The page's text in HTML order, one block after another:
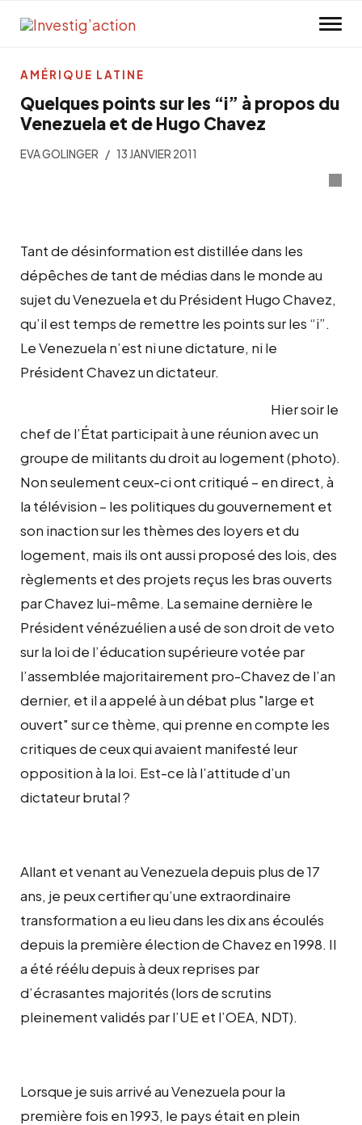
Quelques points sur les “i” à propos du
Venezuela et de Hugo Chavez
EVA GOLINGER 13 JANVIER 2011
Tant de désinformation est distillée dans les
dépêches de tant de médias dans le monde au
sujet du Venezuela et du Président Hugo Chavez,
qu’il est temps de remettre les points sur les “i”.
Le Venezuela n’est ni une dictature, ni le
Président Chavez un dictateur.
Hier soir le
chef de l’État participait à une réunion avec un
groupe de militants du droit au logement (photo).
Non seulement ceux-ci ont critiqué – en direct, à
la télévision – les politiques du gouvernement et
son inaction sur les thèmes des loyers et du
logement, mais ils ont aussi proposé des lois, des
règlements et des projets reçus les bras ouverts
par Chavez lui-même. La semaine dernière le
Président vénézuélien a usé de son droit de veto
sur la loi de l’éducation supérieure votée par
l’assemblée majoritairement pro-Chavez de l’an
dernier, et il a appelé à un débat plus "large et
ouvert" sur ce thème, qui prenne en compte les
critiques de ceux qui avaient manifesté leur
opposition à la loi. Est-ce là l’attitude d’un
dictateur brutal ?
Allant et venant au Venezuela depuis plus de 17
ans, je peux certifier qu’une extraordinaire
transformation a eu lieu dans les dix ans écoulés
depuis la première élection de Chavez en 1998. Il
a été réélu depuis à deux reprises par
d’écrasantes majorités (lors de scrutins
pleinement validés par l’UE et l’OEA, NDT).
Lorsque je suis arrivé au Venezuela pour la
première fois en 1993, le pays était en plein
AMÉRIQUE LATINE